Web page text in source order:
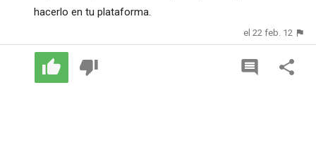
hacerlo en tu plataforma.
el 22 feb. 12